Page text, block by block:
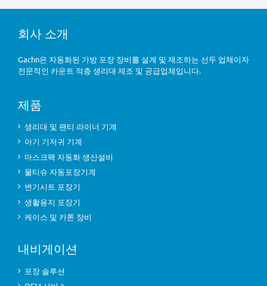
회사 소개
Gachn은 자동화된 가방 포장 장비를 설계 및 제조하는 선두 업체이자
전문적인 카운트 적층 생리대 제조 및 공급업체입니다.
제품
생리대 및 팬티 라이너 기계
아기 기저귀 기계
마스크팩 자동화 생산설비
물티슈 자동포장기계
변기시트 포장기
생활용지 포장기
케이스 및 카톤 장비
내비게이션
포장 솔루션